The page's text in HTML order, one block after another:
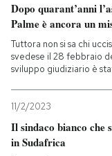
Dopo quarant’anni
Palme è ancora un
Tuttora non si sa chi
svedese il 28 febbraio
sviluppo giudiziario è
11/2/2023
Il sindaco bianco che
in Sudafrica